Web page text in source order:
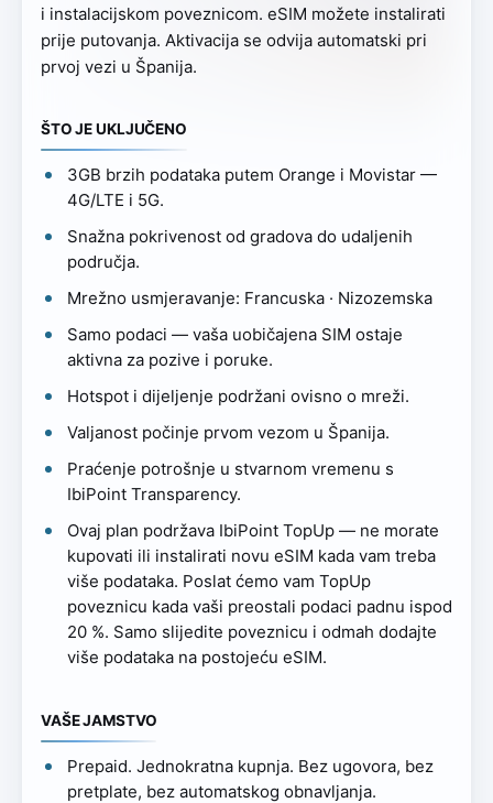
i instalacijskom poveznicom. eSIM možete instalirati
prije putovanja. Aktivacija se odvija automatski pri
prvoj vezi u Španija.
ŠTO JE UKLJUČENO
3GB brzih podataka putem Orange i Movistar —
4G/LTE i 5G.
Snažna pokrivenost od gradova do udaljenih
područja.
Mrežno usmjeravanje: Francuska · Nizozemska
Samo podaci — vaša uobičajena SIM ostaje
aktivna za pozive i poruke.
Hotspot i dijeljenje podržani ovisno o mreži.
Valjanost počinje prvom vezom u Španija.
Praćenje potrošnje u stvarnom vremenu s
IbiPoint Transparency.
Ovaj plan podržava IbiPoint TopUp — ne morate
kupovati ili instalirati novu eSIM kada vam treba
više podataka. Poslat ćemo vam TopUp
poveznicu kada vaši preostali podaci padnu ispod
20 %. Samo slijedite poveznicu i odmah dodajte
više podataka na postojeću eSIM.
VAŠE JAMSTVO
Prepaid. Jednokratna kupnja. Bez ugovora, bez
pretplate, bez automatskog obnavljanja.